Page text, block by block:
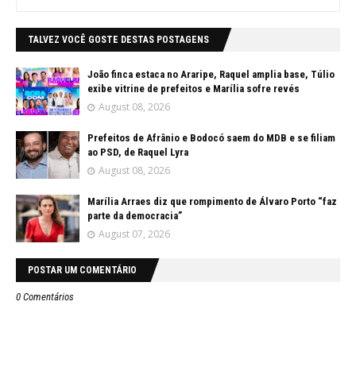
TALVEZ VOCÊ GOSTE DESTAS POSTAGENS
João finca estaca no Araripe, Raquel amplia base, Túlio
exibe vitrine de prefeitos e Marília sofre revés
August 08, 2026
Prefeitos de Afrânio e Bodocó saem do MDB e se filiam
ao PSD, de Raquel Lyra
August 08, 2026
Marília Arraes diz que rompimento de Álvaro Porto “faz
parte da democracia”
August 07, 2026
POSTAR UM COMENTÁRIO
0 Comentários